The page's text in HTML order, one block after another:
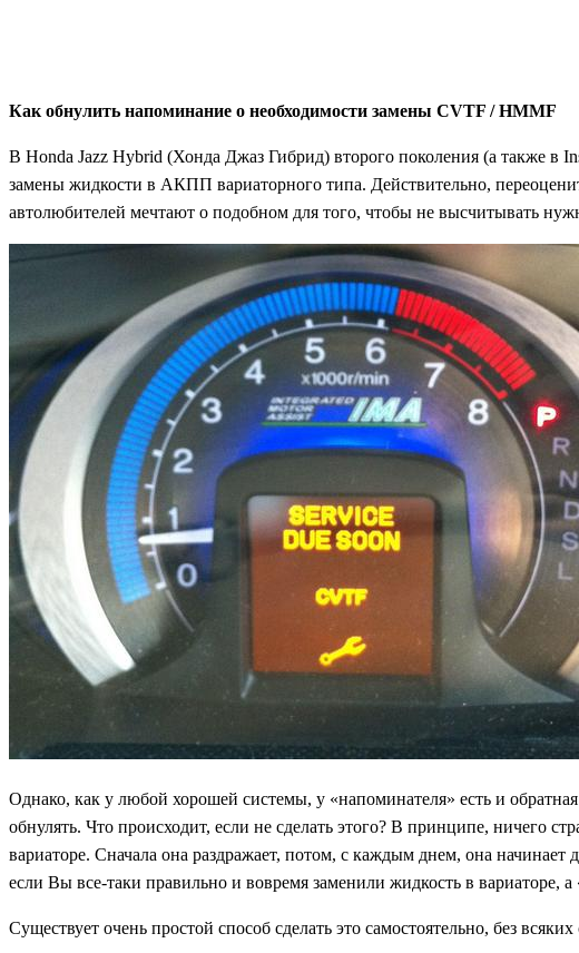
Как обнулить напоминание о необходимости замены CVTF / HMMF
В Honda Jazz Hybrid (Хонда Джаз Гибрид) второго поколения (а также в
замены жидкости в АКПП вариаторного типа. Действительно,
автолюбителей мечтают о подобном для того, чтобы не высчитывать
Однако, как у любой хорошей системы, у «напоминателя» есть и
обнулять. Что происходит, если не сделать этого? В принципе, ничего
вариаторе. Сначала она раздражает, потом, с каждым днем, она
если Вы все-таки правильно и вовремя заменили жидкость в вариаторе,
Существует очень простой способ сделать это самостоятельно, без